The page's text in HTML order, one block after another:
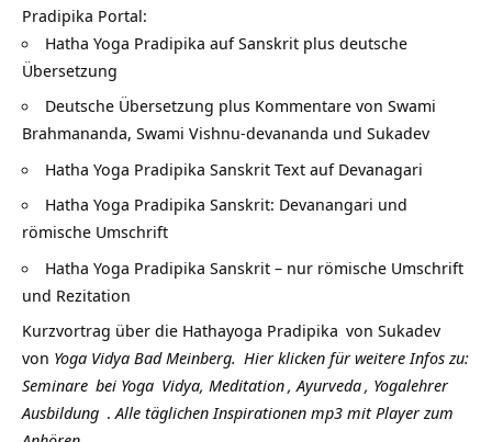
Pradipika Portal:
Hatha Yoga Pradipika auf Sanskrit plus deutsche
Übersetzung
Deutsche Übersetzung plus Kommentare von Swami
Brahmananda, Swami Vishnu-devananda und Sukadev
Hatha Yoga Pradipika Sanskrit Text auf Devanagari
Hatha Yoga Pradipika Sanskrit: Devanangari und
römische Umschrift
Hatha Yoga Pradipika Sanskrit – nur römische Umschrift
und Rezitation
Kurzvortrag über die Hathayoga Pradipika von Sukadev
von Yoga Vidya Bad Meinberg. Hier klicken für weitere Infos zu:
Seminare bei Yoga Vidya, Meditation,Ayurveda, Yogalehrer
Ausbildung .Alle täglichen Inspirationen mp3 mit Player zum